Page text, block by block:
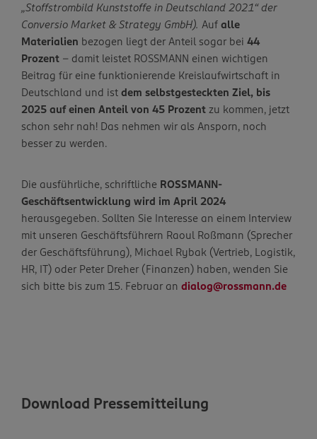
„Stoffstrombild Kunststoffe in Deutschland 2021“ der
Conversio Market & Strategy GmbH). Auf alle
Materialien bezogen liegt der Anteil sogar bei 44
Prozent – damit leistet ROSSMANN einen wichtigen
Beitrag für eine funktionierende Kreislaufwirtschaft in
Deutschland und ist dem selbstgesteckten Ziel, bis
2025 auf einen Anteil von 45 Prozent zu kommen, jetzt
schon sehr nah! Das nehmen wir als Ansporn, noch
besser zu werden.
Die ausführliche, schriftliche ROSSMANN-
Geschäftsentwicklung wird im April 2024
herausgegeben. Sollten Sie Interesse an einem Interview
mit unseren Geschäftsführern Raoul Roßmann (Sprecher
der Geschäftsführung), Michael Rybak (Vertrieb, Logistik,
HR, IT) oder Peter Dreher (Finanzen) haben, wenden Sie
sich bitte bis zum 15. Februar an dialog@rossmann.de
Download Pressemitteilung